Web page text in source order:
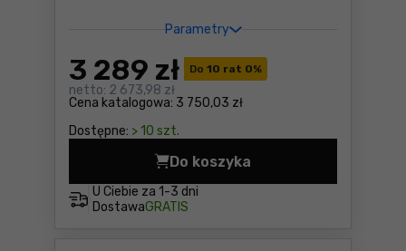
Parametry
Do 10 rat 0%
Cena katalogowa: 3 750,03 zł
3 289 zł
netto: 2 673,98 zł
Dostępne: > 10 szt.
U Ciebie za 1-3 dni
DostawaGRATIS
Do koszyka
Piła wahadłowa do drewna